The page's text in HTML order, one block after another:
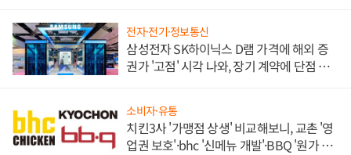
전자·전기·정보통신
삼성전자 SK하이닉스 D램 가격에 해외 증
권가 '고점' 시각 나와, 장기 계약에 단점 부
소비자·유통
치킨3사 '가맹점 상생' 비교해보니, 교촌 '영
업권 보호'·bhc '신메뉴 개발'·BBQ '원가 부